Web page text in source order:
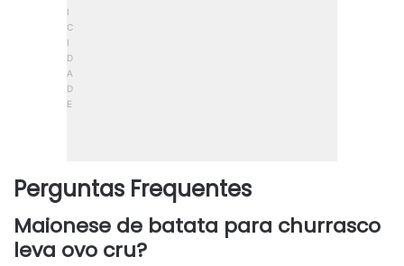
Perguntas Frequentes
Maionese de batata para churrasco
leva ovo cru?